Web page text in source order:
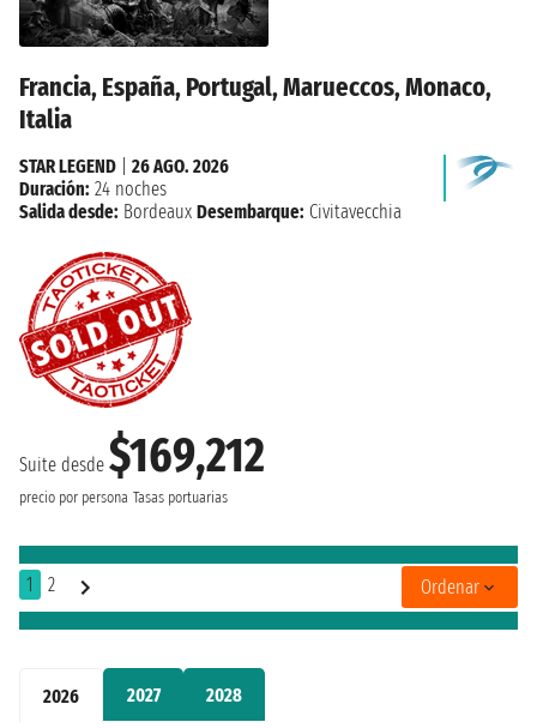
2026 2027 2028
Francia, España, Portugal, Marueccos, Monaco,
Italia
Suite desde $169,212
precio por persona Tasas portuarias
STAR LEGEND
26 AGO. 2026
Duración: 24 noches
Salida desde: Bordeaux Desembarque: Civitavecchia
1 2 Ordenar